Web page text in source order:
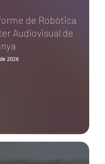
de Robòtica
Audiovisual de
2026